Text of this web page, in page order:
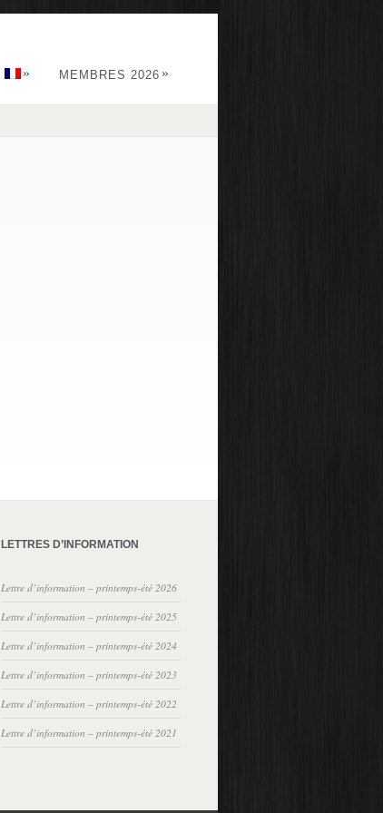
» MEMBRES 2026 »
LETTRES D’INFORMATION
Lettre d’information – printemps-été 2026
Lettre d’information – printemps-été 2025
Lettre d’information – printemps-été 2024
Lettre d’information – printemps-été 2023
Lettre d’information – printemps-été 2022
Lettre d’information – printemps-été 2021